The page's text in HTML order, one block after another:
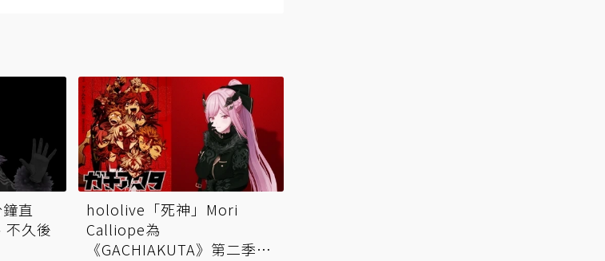
直
不久後
hololive「死神」Mori
Calliope為
《GACHIAKUTA》第二季獻